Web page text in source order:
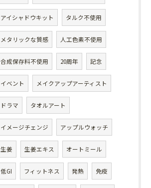
アイシャドウキット タルク不使用
メタリックな質感 人工色素不使用
合成保存料不使用 20周年 記念
イベント メイクアップアーティスト
ドラマ タオルアート
イメージチェンジ アップルウォッチ
生姜 生姜エキス オートミール
低GI フィットネス 発熱 免疫